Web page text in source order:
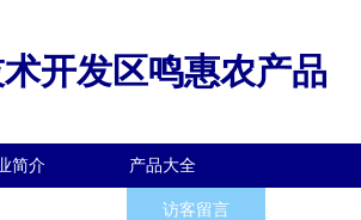
开发区鸣惠农产品
简介 产品大全
访客留言